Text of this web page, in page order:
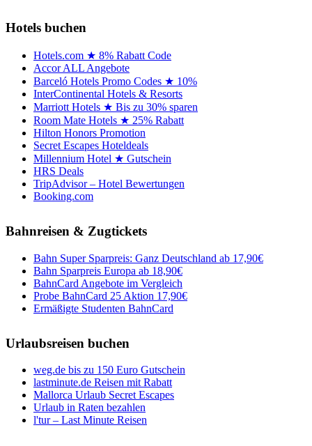
Hotels buchen
Hotels.com ★ 8% Rabatt Code
Accor ALL Angebote
Barceló Hotels Promo Codes ★ 10%
InterContinental Hotels & Resorts
Marriott Hotels ★ Bis zu 30% sparen
Room Mate Hotels ★ 25% Rabatt
Hilton Honors Promotion
Secret Escapes Hoteldeals
Millennium Hotel ★ Gutschein
HRS Deals
TripAdvisor – Hotel Bewertungen
Booking.com
Bahnreisen & Zugtickets
Bahn Super Sparpreis: Ganz Deutschland ab 17,90€
Bahn Sparpreis Europa ab 18,90€
BahnCard Angebote im Vergleich
Probe BahnCard 25 Aktion 17,90€
Ermäßigte Studenten BahnCard
Urlaubsreisen buchen
weg.de bis zu 150 Euro Gutschein
lastminute.de Reisen mit Rabatt
Mallorca Urlaub Secret Escapes
Urlaub in Raten bezahlen
l'tur – Last Minute Reisen